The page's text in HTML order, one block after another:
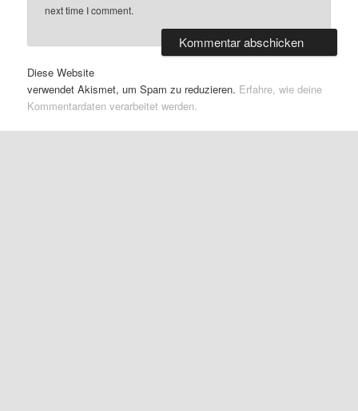
next time I comment.
Diese Website
verwendet Akismet, um Spam zu reduzieren. Erfahre, wie deine
Kommentardaten verarbeitet werden.